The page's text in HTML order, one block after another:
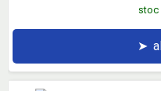
stoc
➤